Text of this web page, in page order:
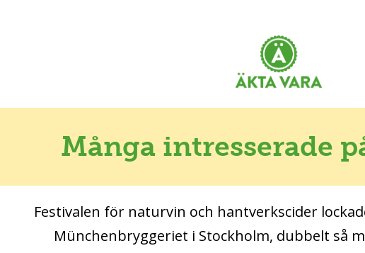
Många intresserade
Festivalen för naturvin och hantverkscider
Münchenbryggeriet i Stockholm, dubbelt så